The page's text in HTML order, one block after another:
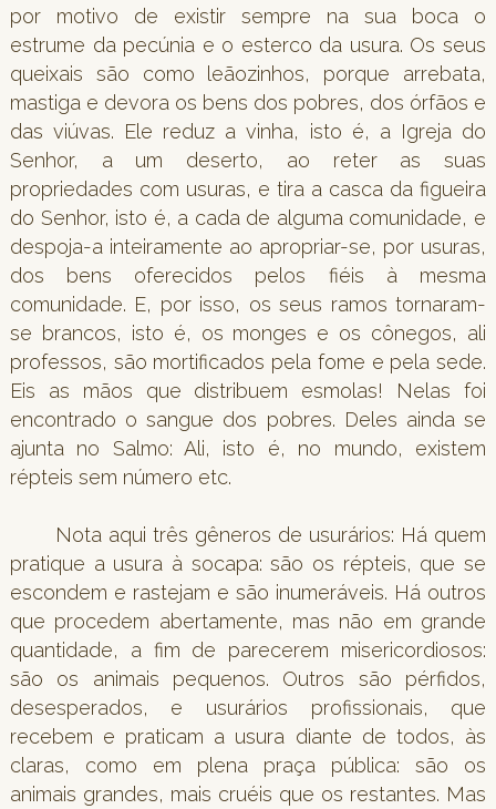
por motivo de existir sempre na sua boca o
estrume da pecúnia e o esterco da usura. Os seus
queixais são como leãozinhos, porque arrebata,
mastiga e devora os bens dos pobres, dos órfãos e
das viúvas. Ele reduz a vinha, isto é, a Igreja do
Senhor, a um deserto, ao reter as suas
propriedades com usuras, e tira a casca da figueira
do Senhor, isto é, a cada de alguma comunidade, e
despoja-a inteiramente ao apropriar-se, por usuras,
dos bens oferecidos pelos fiéis à mesma
comunidade. E, por isso, os seus ramos tornaram-
se brancos, isto é, os monges e os cônegos, ali
professos, são mortificados pela fome e pela sede.
Eis as mãos que distribuem esmolas! Nelas foi
encontrado o sangue dos pobres. Deles ainda se
ajunta no Salmo: Ali, isto é, no mundo, existem
répteis sem número etc.
Nota aqui três gêneros de usurários: Há quem
pratique a usura à socapa: são os répteis, que se
escondem e rastejam e são inumeráveis. Há outros
que procedem abertamente, mas não em grande
quantidade, a fim de parecerem misericordiosos:
são os animais pequenos. Outros são pérfidos,
desesperados, e usurários profissionais, que
recebem e praticam a usura diante de todos, às
claras, como em plena praça pública: são os
animais grandes, mais cruéis que os restantes. Mas